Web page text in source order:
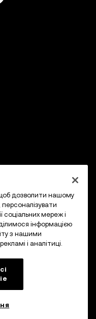
дозволити нашому
соціальних мереж і
інформацією
з нашими
і аналітиці.